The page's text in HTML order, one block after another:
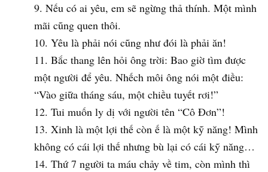
Nếu có ai yêu, em sẽ ngừng thả thính. Một mình
mãi cũng quen thôi.
Yêu là phải nói cũng như đói là phải ăn!
Bắc thang lên hỏi ông trời: Bao giờ tìm được
một người để yêu. Nhếch môi ông nói một điều:
“Vào giữa tháng sáu, một chiều tuyết rơi!”
Tui muốn ly dị với người tên “Cô Đơn”!
Xinh là một lợi thế còn ế là một kỹ năng! Mình
không có cái lợi thế nhưng bù lại có cái kỹ năng…
Thứ 7 người ta máu chảy về tim, còn mình thì